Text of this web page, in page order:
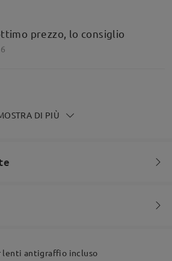
prezzo, lo consiglio
foto arrivato in anticipo
DI PIÙ
qualsiasi commento sulla montatura.
lenti antigraffio incluso